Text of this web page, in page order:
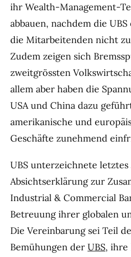
ihr Wealth-Management-
abbauen, nachdem die
die Mitarbeitenden nicht
Zudem zeigen sich
zweitgrössten
allem aber haben die
USA und China dazu
amerikanische und
Geschäfte zunehmend
UBS unterzeichnete letztes
Absichtserklärung zur
Industrial & Commercial
Betreuung ihrer globalen
Die Vereinbarung sei Teil
Bemühungen der UBS, ihre